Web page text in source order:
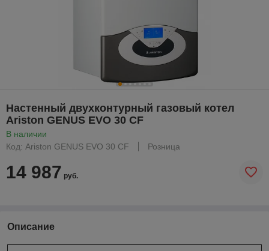
Настенный двухконтурный газовый котел
Ariston GENUS EVO 30 CF
В наличии
Код: Ariston GENUS EVO 30 CF
Розница
14 987 руб.
Описание